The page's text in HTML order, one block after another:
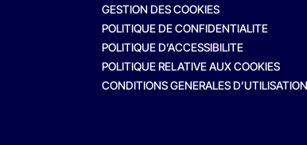
GESTION DES COOKIES
POLITIQUE DE CONFIDENTIALITE
POLITIQUE D’ACCESSIBILITE
POLITIQUE RELATIVE AUX COOKIES
CONDITIONS GENERALES D’UTILISATION